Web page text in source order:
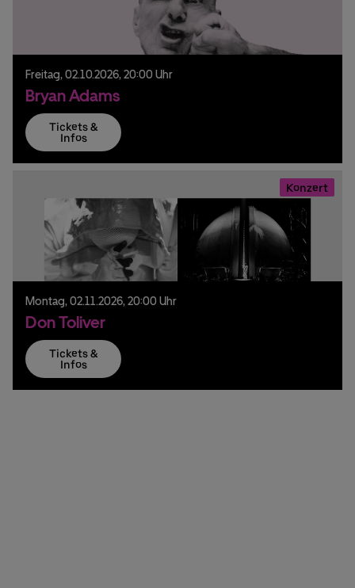
Freitag, 02.10.2026, 20:00 Uhr
Bryan Adams
Tickets &
Infos
Konzert
Montag, 02.11.2026, 20:00 Uhr
Don Toliver
Tickets &
Infos